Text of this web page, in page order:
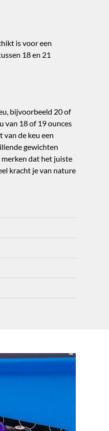
is voor een
18 en 21
bijvoorbeeld 20 of
van 18 of 19 ounces
de keu een
gewichten
dat het juiste
kracht je van nature